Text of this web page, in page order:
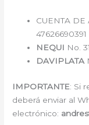
CUENTA DE
47626690391
NEQUI No.
DAVIPLATA
IMPORTANTE: Si
deberá enviar al
electrónico: